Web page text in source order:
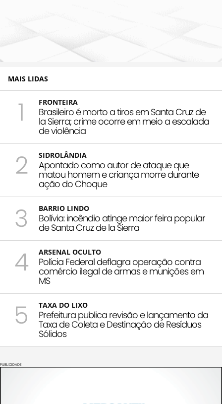
MAIS LIDAS
1 FRONTEIRA
Brasileiro é morto a tiros em Santa Cruz de
la Sierra; crime ocorre em meio a escalada
de violência
2 SIDROLÂNDIA
Apontado como autor de ataque que
matou homem e criança morre durante
ação do Choque
3 BARRIO LINDO
Bolívia: incêndio atinge maior feira popular
de Santa Cruz de la Sierra
4 ARSENAL OCULTO
Polícia Federal deflagra operação contra
comércio ilegal de armas e munições em
MS
5 TAXA DO LIXO
Prefeitura publica revisão e lançamento da
Taxa de Coleta e Destinação de Resíduos
Sólidos
PUBLICIDADE